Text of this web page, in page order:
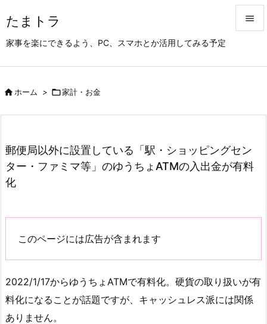
たまトラ
家事を楽にできるよう、PC、スマホとか活用してみる予定

前へ
次へ

ホーム > 家計・お金
郵便局以外に設置している「駅・ショッピングセン
ター・ファミマ等」のゆうちょATMの入出金が有料
化
このページには広告が含まれます
2022/1/17からゆうちょATMで有料化。硬貨の取り扱いが有
料化になることが話題ですが、キャッシュレス派には関係
ありません。